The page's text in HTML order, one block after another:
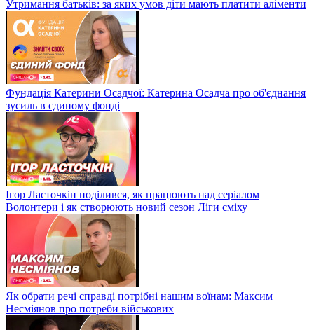
Утримання батьків: за яких умов діти мають платити аліменти
Фундація Катерини Осадчої: Катерина Осадча про об'єднання
зусиль в єдиному фонді
Ігор Ласточкін поділився, як працюють над серіалом
Волонтери і як створюють новий сезон Ліги сміху
Як обрати речі справді потрібні нашим воїнам: Максим
Несміянов про потреби військових